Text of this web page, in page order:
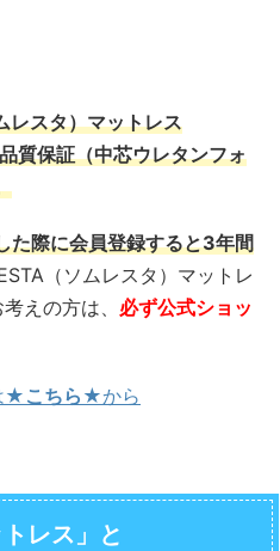
レスタ）マットレス
質保証（中芯ウレタンフォ
た際に会員登録すると3年間
（ソムレスタ）マットレ
えの方は、 必ず公式ショッ
★ こちら ★から
レス」と